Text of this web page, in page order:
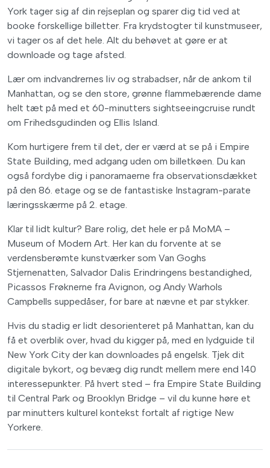
York tager sig af din rejseplan og sparer dig tid ved at
booke forskellige billetter. Fra krydstogter til kunstmuseer,
vi tager os af det hele. Alt du behøvet at gøre er at
downloade og tage afsted.
Lær om indvandrernes liv og strabadser, når de ankom til
Manhattan, og se den store, grønne flammebærende dame
helt tæt på med et 60-minutters sightseeingcruise rundt
om Frihedsgudinden og Ellis Island.
Kom hurtigere frem til det, der er værd at se på i Empire
State Building, med adgang uden om billetkøen. Du kan
også fordybe dig i panoramaerne fra observationsdækket
på den 86. etage og se de fantastiske Instagram-parate
læringsskærme på 2. etage.
Klar til lidt kultur? Bare rolig, det hele er på MoMA –
Museum of Modern Art. Her kan du forvente at se
verdensberømte kunstværker som Van Goghs
Stjernenatten, Salvador Dalis Erindringens bestandighed,
Picassos Frøknerne fra Avignon, og Andy Warhols
Campbells suppedåser, for bare at nævne et par stykker.
Hvis du stadig er lidt desorienteret på Manhattan, kan du
få et overblik over, hvad du kigger på, med en lydguide til
New York City der kan downloades på engelsk. Tjek dit
digitale bykort, og bevæg dig rundt mellem mere end 140
interessepunkter. På hvert sted – fra Empire State Building
til Central Park og Brooklyn Bridge – vil du kunne høre et
par minutters kulturel kontekst fortalt af rigtige New
Yorkere.